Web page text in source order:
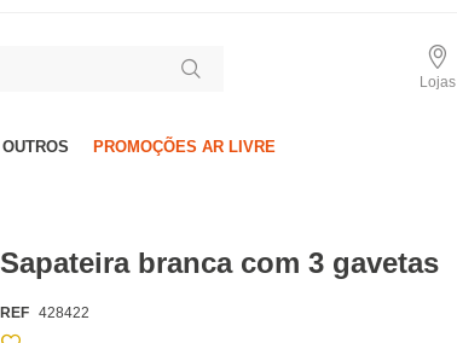
Lojas
OUTROS PROMOÇÕES AR LIVRE
Sapateira branca com 3 gavetas
REF 428422